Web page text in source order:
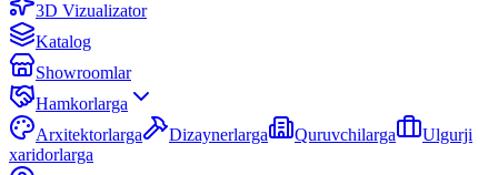
3D Vizualizator
Katalog
Showroomlar
Hamkorlarga
Arxitektorlarga
Dizaynerlarga Quruvchilarga
Ulgurji
xaridorlarga